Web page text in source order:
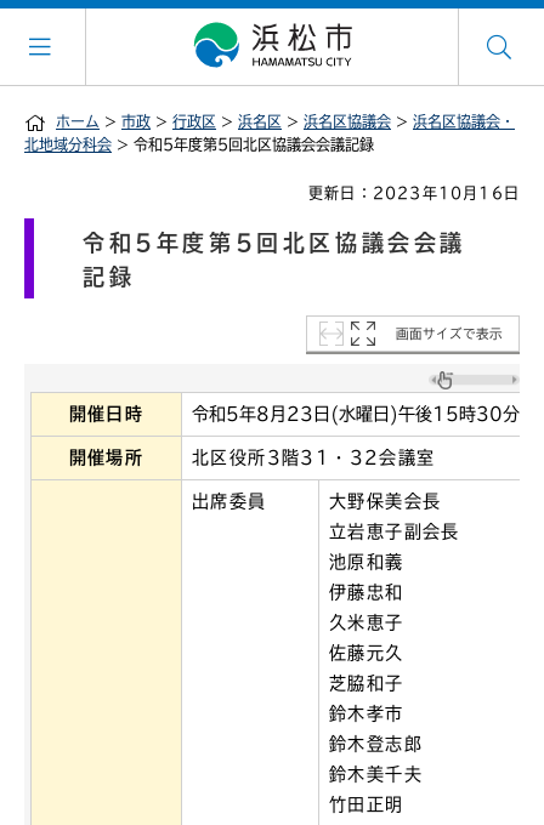
ホーム > 市政 > 行政区 > 浜名区 > 浜名区協議会 > 浜名区協議会・
北地域分科会 > 令和5年度第5回北区協議会会議記録
更新日：2023年10月16日
令和5年度第5回北区協議会会議
記録
画面サイズで表示
開催日時 令和5年8月23日(水曜日)午後15時30分
開催場所 北区役所3階31・32会議室
出席委員
大野保美会長
立岩恵子副会長
池原和義
伊藤忠和
久米恵子
佐藤元久
芝脇和子
鈴木孝市
鈴木登志郎
鈴木美千夫
竹田正明